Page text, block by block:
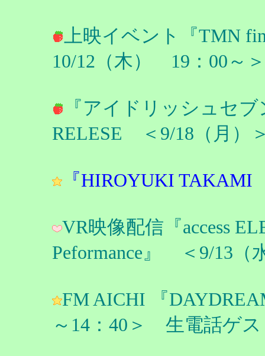
上映イベント『TMN
10/12（木） 19：00～
『アイドリッシュセ
RELESE ＜9/18（月）
『HIROYUKI TAKAMI
VR映像配信『access
Peformance』 ＜9/13
FM AICHI 『
～14：40＞ 生電話ゲ